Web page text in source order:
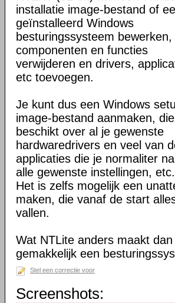
installatie image-bestand of
geïnstalleerd Windows
besturingssysteem bewerken,
componenten en functies
verwijderen en drivers,
etc toevoegen.
Je kunt dus een Windows
image-bestand aanmaken, die
beschikt over al je gewenste
hardwaredrivers en veel van
applicaties die je normaliter
alle gewenste instellingen, etc.
Het is zelfs mogelijk een
maken, die vanaf de start
vallen.
Wat NTLite anders maakt
gemakkelijk een
Stel een correctie voor
Screenshots: